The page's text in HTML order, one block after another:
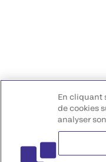
En cliquant
de cookies
analyser